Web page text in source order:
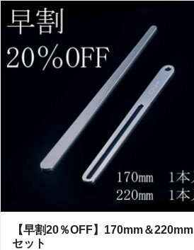
【早割20％OFF】170mm＆220mm
セット